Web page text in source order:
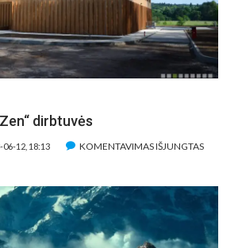
dirbtuvės
06-12, 18:13 KOMENTAVIMAS IŠJUNGTASĮRAŠE
ZEN“